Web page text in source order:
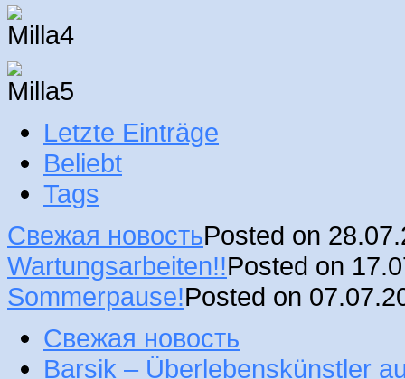
Letzte Einträge
Beliebt
Tags
Свежая новостьPosted on
Wartungsarbeiten!!Posted on
Sommerpause!Posted on
Свежая новость
Barsik – Überlebenskünstler